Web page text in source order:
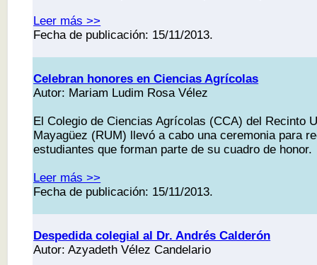
Leer más >>
Fecha de publicación: 15/11/2013.
Celebran honores en Ciencias Agrícolas
Autor: Mariam Ludim Rosa Vélez
El Colegio de Ciencias Agrícolas (CCA) del Recinto
Mayagüez (RUM) llevó a cabo una ceremonia para
estudiantes que forman parte de su cuadro de honor.
Leer más >>
Fecha de publicación: 15/11/2013.
Despedida colegial al Dr. Andrés Calderón
Autor: Azyadeth Vélez Candelario